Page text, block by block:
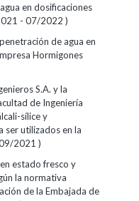
en dosificaciones
- 07/2022 )
de agua en
Hormigones
S.A. y la
de Ingeniería
sílice y
ser utilizados en la
2021 )
estado fresco y
la normativa
de la Embajada de